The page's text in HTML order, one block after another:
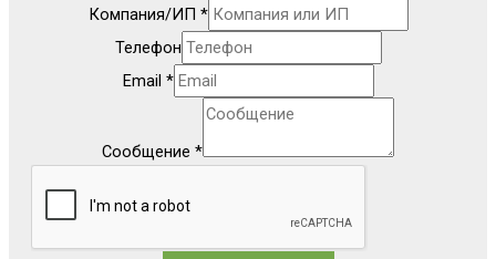
Компания/ИП *
Телефон
Email *
Сообщение *